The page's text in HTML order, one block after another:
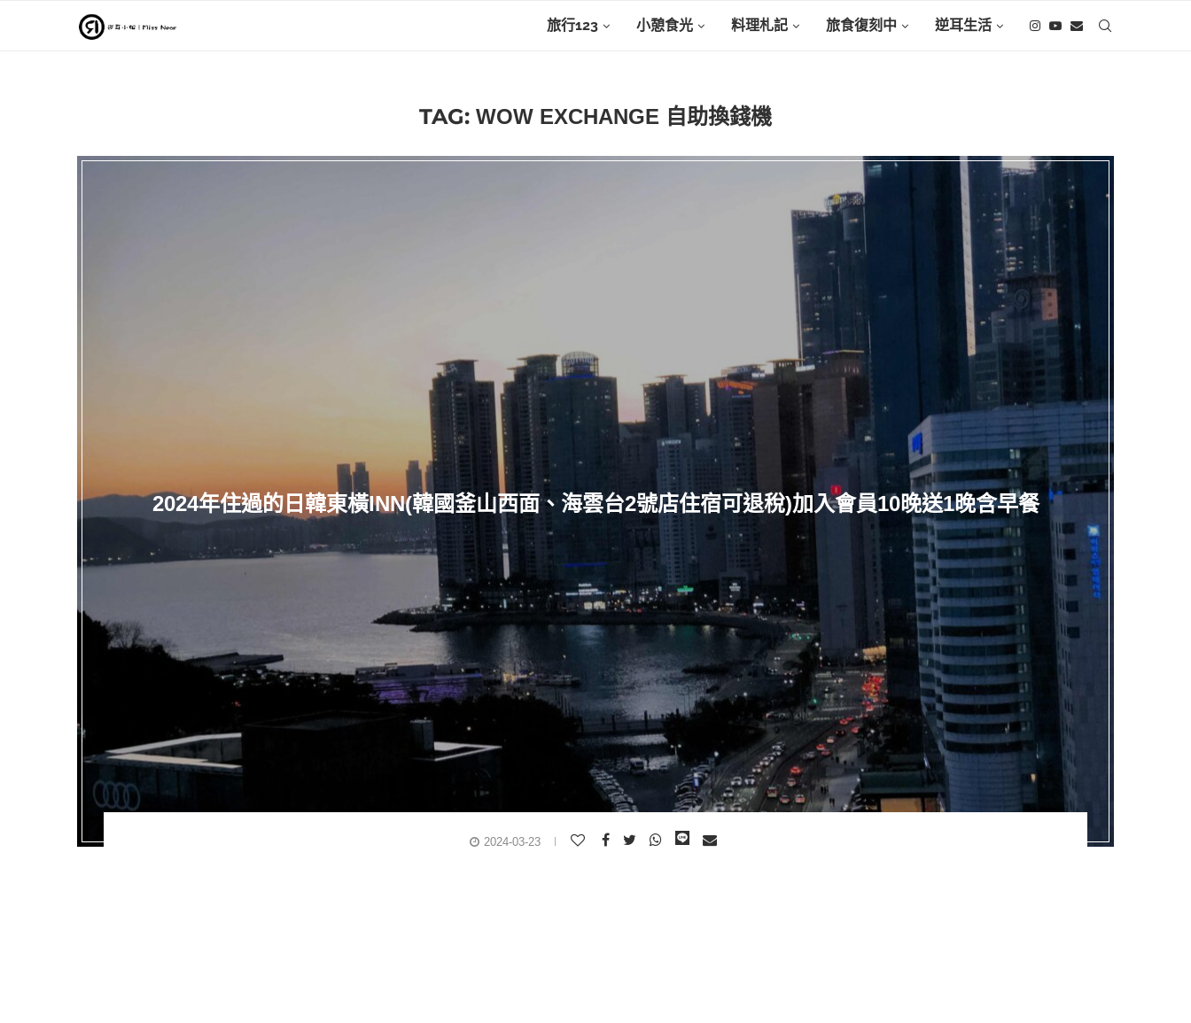
旅行123 小憩食光 料理札記 旅食復刻中 逆耳生活
TAG: WOW EXCHANGE 自助換錢機
2024年住過的日韓東橫INN(韓國釜山西面、海雲台2號店住宿可退稅)加入會員10晚送1晚含早餐
2024-03-23